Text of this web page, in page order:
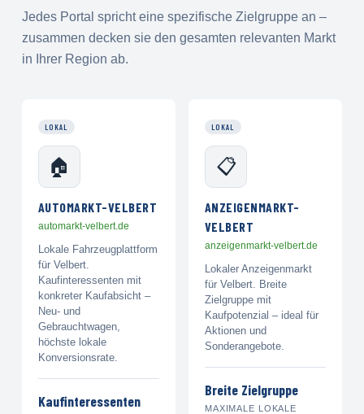
Jedes Portal spricht eine spezifische Zielgruppe an –
zusammen decken sie den gesamten relevanten Markt
in Ihrer Region ab.
LOKAL
🏠
AUTOMARKT-VELBERT
automarkt-velbert.de
Lokale Fahrzeugplattform
für Velbert.
Kaufinteressenten mit
konkreter Kaufabsicht –
Neu- und
Gebrauchtwagen,
höchste lokale
Konversionsrate.
Kaufinteressenten
LOKAL
📋
ANZEIGENMARKT-
VELBERT
anzeigenmarkt-velbert.de
Lokaler Anzeigenmarkt
für Velbert. Breite
Zielgruppe mit
Kaufpotenzial – ideal für
Aktionen und
Sonderangebote.
Breite Zielgruppe
MAXIMALE LOKALE